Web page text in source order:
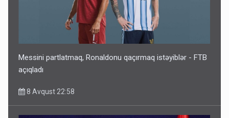
Messini partlatmaq, Ronaldonu qaçırmaq istəyiblər - FTB
açıqladı
8 Avqust 22:58